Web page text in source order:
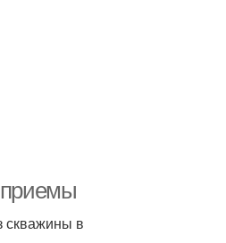
приемы
скважины в